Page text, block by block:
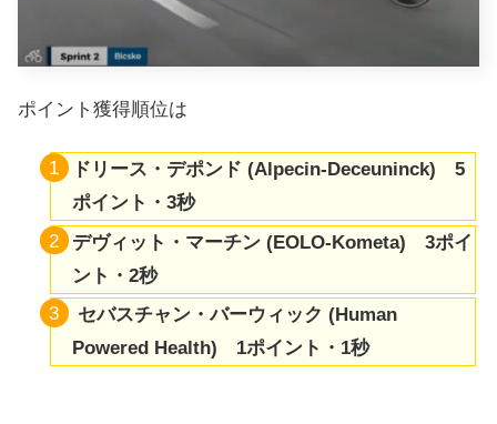
ポイント獲得順位は
ドリース・デポンド (Alpecin-Deceuninck) 5
ポイント・3秒
デヴィット・マーチン (EOLO-Kometa) 3ポイ
ント・2秒
セバスチャン・バーウィック (Human
Powered Health) 1ポイント・1秒